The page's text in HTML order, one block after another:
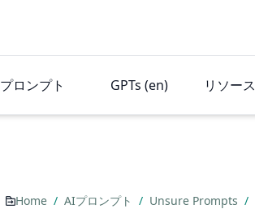
プロンプト GPTs (en) リソース
Home / AIプロンプト / Unsure Prompts /